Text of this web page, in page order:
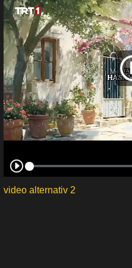
video alternativ 2